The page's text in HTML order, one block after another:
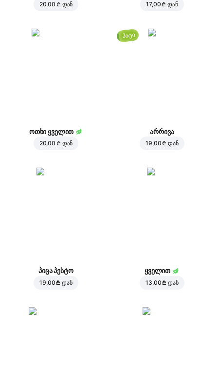
20,00 ₾ დან 17,00 ₾ დან
ოთხი ყველით
20,00 ₾ დან
ჰიტი
არრივა
19,00 ₾ დან
პიცა პესტო
19,00 ₾ დან
ყველით
13,00 ₾ დან